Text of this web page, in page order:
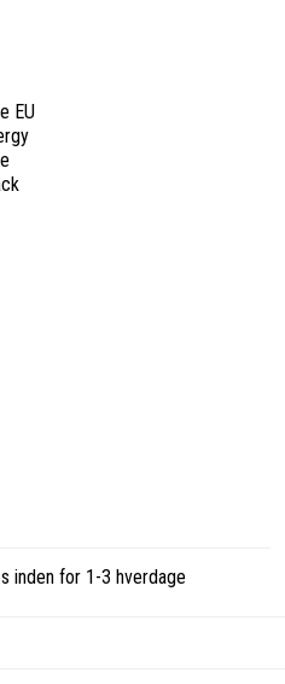
EU
inden for 1-3 hverdage